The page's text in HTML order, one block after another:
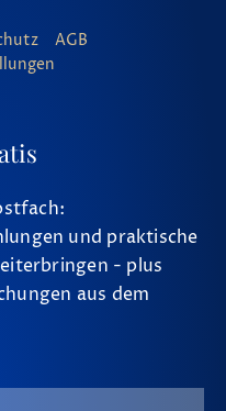
AGB
und praktische
- plus
aus dem